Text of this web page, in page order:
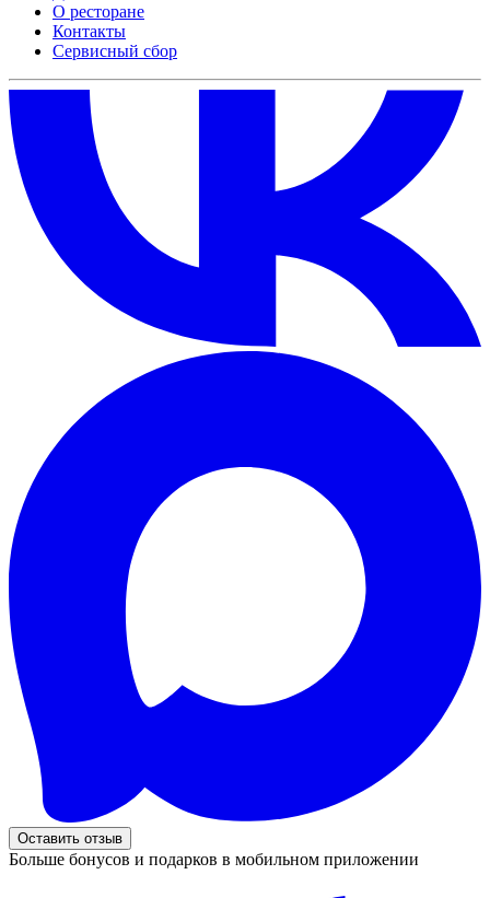
О ресторане
Контакты
Сервисный сбор
Оставить отзыв
Больше бонусов и подарков в мобильном приложении